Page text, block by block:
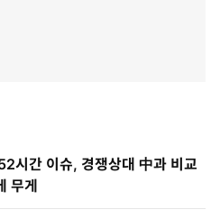
시간 이슈, 경쟁상대 中과 비교
무게